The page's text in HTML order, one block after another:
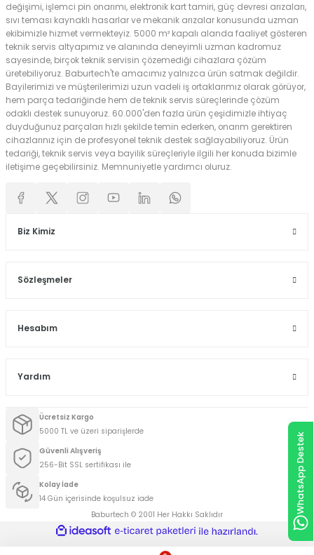
değişimi, işlemci pin onarımı, elektronik kart tamiri, güç devresi arızaları,
sıvı teması kaynaklı hasarlar ve mekanik arızalar konusunda uzman
ekibimizle hizmet vermekteyiz. 5000 m² kapalı alanda faaliyet gösteren
teknik servis altyapımız ve alanında deneyimli uzman kadromuz
sayesinde, birçok teknik servisin çözemediği cihazlara çözüm
üretebiliyoruz. Baburtech'te amacımız yalnızca ürün satmak değildir.
Bayilerimizi ve müşterilerimizi uzun vadeli iş ortaklarımız olarak görüyor,
hem parça tedariğinde hem de teknik servis süreçlerinde çözüm
odaklı destek sunuyoruz. 60.000'den fazla ürün çeşidimizle ihtiyaç
duyduğunuz parçaları hızlı şekilde temin ederken, onarım gerektiren
cihazlarınız için de profesyonel teknik destek sağlayabiliyoruz. Ürün
tedariği, teknik servis veya bayilik süreçleriyle ilgili her konuda bizimle
iletişime geçebilirsiniz. Memnuniyetle yardımcı oluruz.
Biz Kimiz
Sözleşmeler
Hesabım
Yardım
Ücretsiz Kargo
5000 TL ve üzeri siparişlerde
Güvenli Alışveriş
256-Bit SSL sertifikası ile
Kolay İade
14 Gün içerisinde koşulsuz iade
Baburtech © 2001 Her Hakkı Saklıdır
WhatsApp Destek
ideasoft
e-
hazırlandı.